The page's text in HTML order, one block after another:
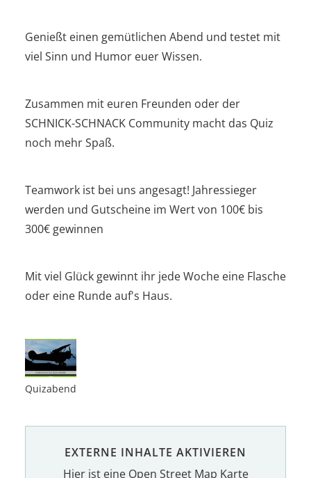
Genießt einen gemütlichen Abend und testet mit
viel Sinn und Humor euer Wissen.
Zusammen mit euren Freunden oder der
SCHNICK-SCHNACK Community macht das Quiz
noch mehr Spaß.
Teamwork ist bei uns angesagt! Jahressieger
werden und Gutscheine im Wert von 100€ bis
300€ gewinnen ​​
Mit viel Glück gewinnt ihr jede Woche eine Flasche
oder eine Runde auf's Haus.
Quizabend
EXTERNE INHALTE AKTIVIEREN
Hier ist eine Open Street Map Karte